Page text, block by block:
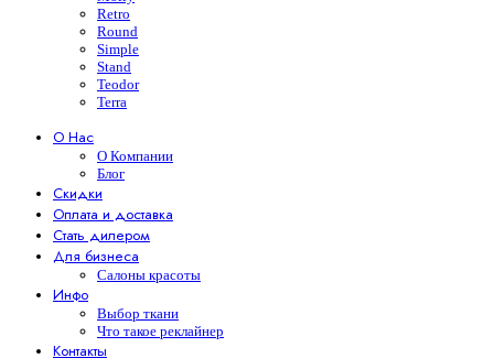
Retro
Round
Simple
Stand
Teodor
Terra
О Нас
О Компании
Блог
Скидки
Оплата и доставка
Стать дилером
Для бизнеса
Салоны красоты
Инфо
Выбор ткани
Что такое реклайнер
Контакты